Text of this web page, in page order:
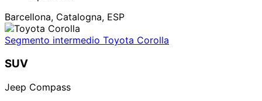
Barcellona, Catalogna, ESP
Segmento intermedio Toyota Corolla
SUV
Jeep Compass